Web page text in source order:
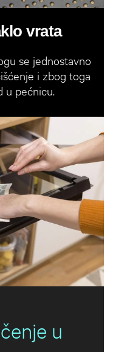
vrata
se jednostavno
i zbog toga
u pećnicu.
u